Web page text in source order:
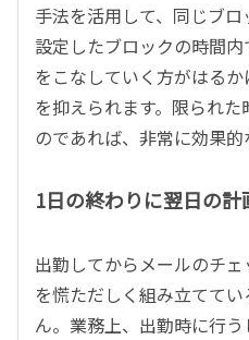
手法を活用して、同じブロ
設定したブロックの時間
をこなしていく方がはる
を抑えられます。限られ
のであれば、非常に効果的
1日の終わりに翌日の計
出勤してからメールのチ
を慌ただしく組み立てて
ん。業務上、出勤時に行